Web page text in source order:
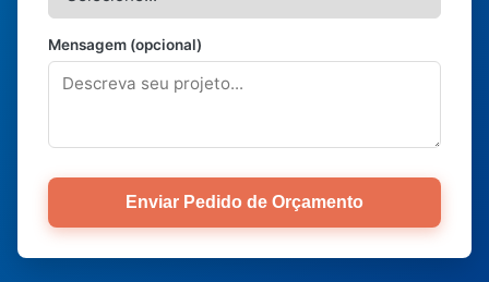
Mensagem (opcional)
Enviar Pedido de Orçamento